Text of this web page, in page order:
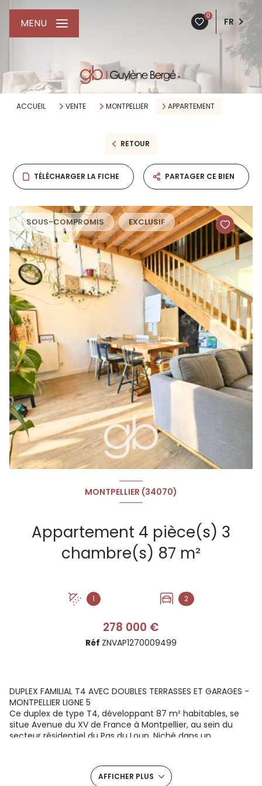
0
FR
MENU
ACCUEIL VENTE MONTPELLIER APPARTEMENT
RETOUR
TÉLÉCHARGER LA FICHE PARTAGER CE BIEN
SOUS-COMPROMIS EXCLUSIF
MONTPELLIER (34070)
Appartement 4 pièce(s) 3
chambre(s) 87 m²
1 2
278 000 €
Réf ZNVAP1270009499
DUPLEX FAMILIAL T4 AVEC DOUBLES TERRASSES ET GARAGES -
MONTPELLIER LIGNE 5
Ce duplex de type T4, développant 87 m² habitables, se
situe Avenue du XV de France à Montpellier, au sein du
secteur résidentiel du Pas du Loup. Niché dans un
fonctionnelle, pensée pour simplifier le quotidien d'une
famille. Son emplacement stratégique permet de concilier
AFFICHER PLUS